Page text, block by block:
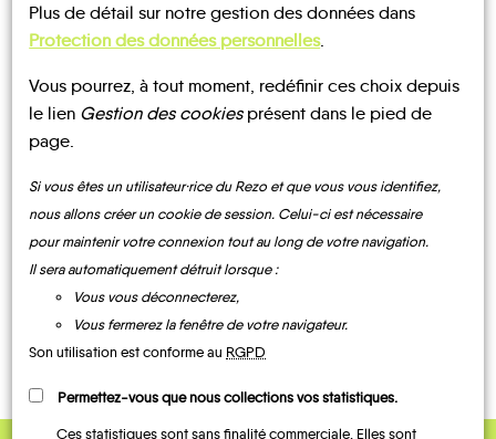
UN AVIS, UN TÉMOIGNAGE
À PARTAGER ?
CONTACTEZ-NOUS !
Plus de détail sur notre gestion des données dans
Protection des données personnelles.
Vous pourrez, à tout moment, redéfinir ces choix depuis
le lien Gestion des cookiesprésent dans le pied de
page.
Si vous êtes un utilisateur·rice du Rezo et que vous vous identifiez,
nous allons créer un cookie de session. Celui-ci est nécessaire
pour maintenir votre connexion tout au long de votre navigation.
Il sera automatiquement détruit lorsque :
Vous vous déconnecterez,
Vous fermerez la fenêtre de votre navigateur.
Son utilisation est conforme au RGPD
Permettez-vous que nous collections vos statistiques.
Ces statistiques sont sans finalité commerciale. Elles sont